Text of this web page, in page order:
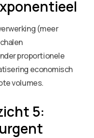
(meer
proportionele
economisch
volumes.
5: